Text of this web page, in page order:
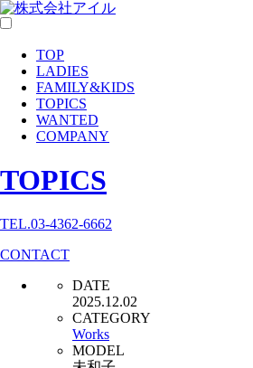
TOP
LADIES
FAMILY&KIDS
TOPICS
WANTED
COMPANY
TOPICS
TEL.03-4362-6662
CONTACT
DATE
2025.12.02
CATEGORY
Works
MODEL